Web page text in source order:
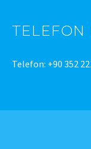
TELEFON
Telefon: +90 352